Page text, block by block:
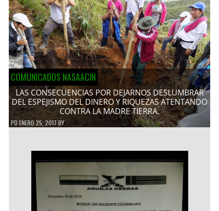
COMUNICADOS NASAACIN
LAS CONSECUENCIAS POR DEJARNOS DESLUMBRAR
DEL ESPEJISMO DEL DINERO Y RIQUEZAS ATENTANDO
CONTRA LA MADRE TIERRA.
PDENERO 25, 2017BY